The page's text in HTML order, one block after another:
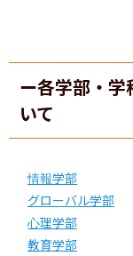
ー各学部・
いて
情報学部
グローバル学部
心理学部
教育学部